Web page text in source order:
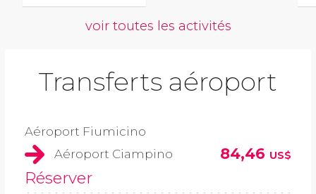
voir toutes les activités
Transferts aéroport
Aéroport Fiumicino
Aéroport Ciampino
84,46 US$
Réserver